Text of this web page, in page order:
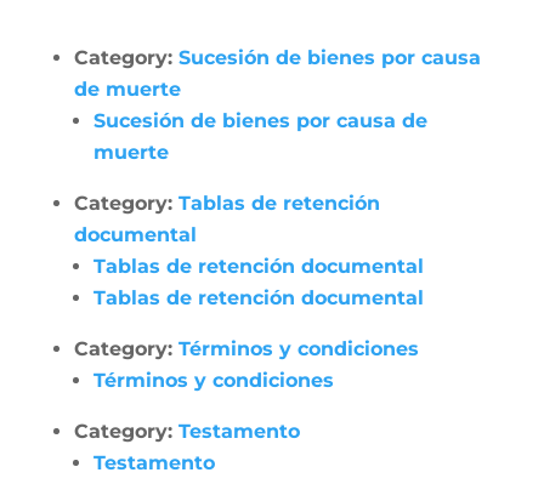
Category: Sucesión de bienes por causa
de muerte
Sucesión de bienes por causa de
muerte
Category: Tablas de retención
documental
Tablas de retención documental
Tablas de retención documental
Category: Términos y condiciones
Términos y condiciones
Category: Testamento
Testamento